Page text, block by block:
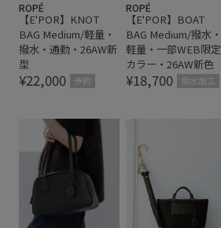
ROPÉ
【E'POR】KNOT
BAG Medium/軽量・
撥水・通勤・26AW新
型
¥22,000 予約
ROPÉ
【E'POR】BOAT
BAG Medium/撥水・
軽量・一部WEB限定
カラー・26AW新色
¥18,700 撥水加工